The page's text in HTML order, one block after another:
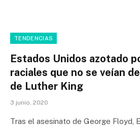
TENDENCIAS
Estados Unidos azotado
raciales que no se veían
de Luther King
3 junio, 2020
Tras el asesinato de George Floyd,